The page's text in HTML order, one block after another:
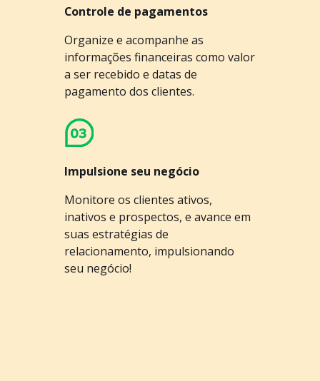
Controle de pagamentos
Organize e acompanhe as
informações financeiras como valor
a ser recebido e datas de
pagamento dos clientes.
Impulsione seu negócio
Monitore os clientes ativos,
inativos e prospectos, e avance em
suas estratégias de
relacionamento, impulsionando
seu negócio!